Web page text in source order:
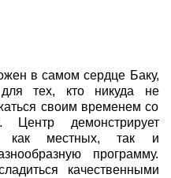
в самом сердце Баку,
тех, кто никуда не
своим временем со
Центр демонстрирует
как местных, так и
программу.
качественными